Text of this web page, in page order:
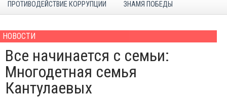
ПРОТИВОДЕЙСТВИЕ КОРРУПЦИИ ЗНАМЯ ПОБЕДЫ
НОВОСТИ
Все начинается с семьи:
Многодетная семья
Кантулаевых